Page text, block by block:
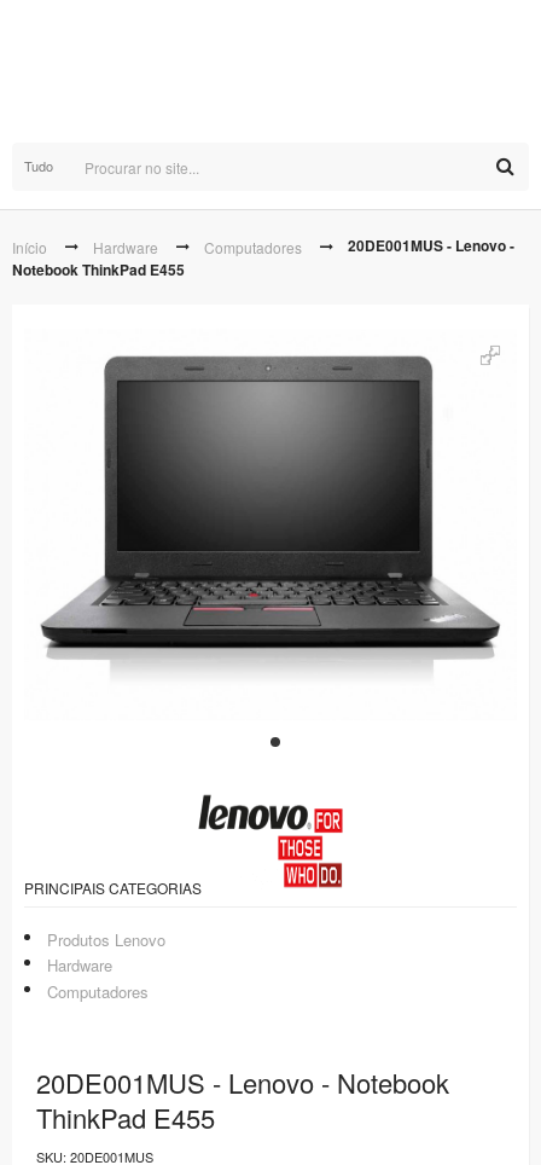
Tudo
Início Hardware Computadores
20DE001MUS - Lenovo -
Notebook ThinkPad E455
PRINCIPAIS CATEGORIAS
Produtos Lenovo
Hardware
Computadores
20DE001MUS - Lenovo - Notebook
ThinkPad E455
SKU: 20DE001MUS